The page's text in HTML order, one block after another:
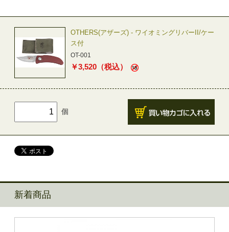
OTHERS(アザーズ) - ワイオミングリバーII/ケー
ス付
OT-001
￥3,520 （税込）
個
新着商品